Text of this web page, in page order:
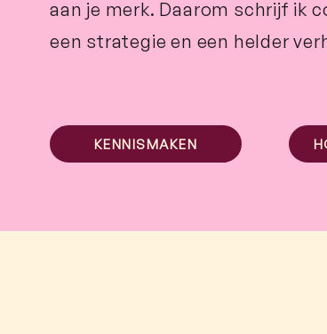
aan je merk. Daarom schrijf ik
een strategie en een helder
KENNISMAKEN